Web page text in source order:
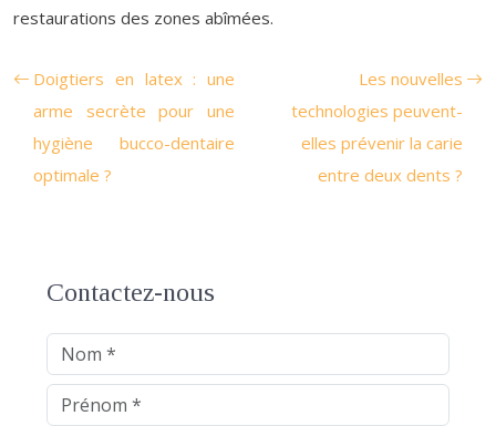
restaurations des zones abîmées.
Doigtiers en latex : une
arme secrète pour une
hygiène bucco-dentaire
optimale ?
Les nouvelles
technologies peuvent-
elles prévenir la carie
entre deux dents ?
Contactez-nous